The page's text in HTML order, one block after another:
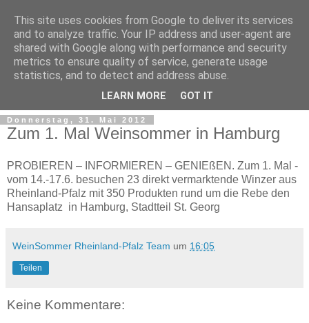
Donnerstag, 31. Mai 2012
Zum 1. Mal Weinsommer in Hamburg
PROBIEREN – INFORMIEREN – GENIEßEN. Zum 1. Mal -
vom 14.-17.6. besuchen 23 direkt vermarktende Winzer aus
Rheinland-Pfalz mit 350 Produkten rund um die Rebe den
Hansaplatz in Hamburg, Stadtteil St. Georg
WeinSommer Rheinland-Pfalz Team um 16:05
Teilen
Keine Kommentare:
This site uses cookies from Google to deliver its services
and to analyze traffic. Your IP address and user-agent are
shared with Google along with performance and security
metrics to ensure quality of service, generate usage
statistics, and to detect and address abuse.
LEARN MORE GOT IT